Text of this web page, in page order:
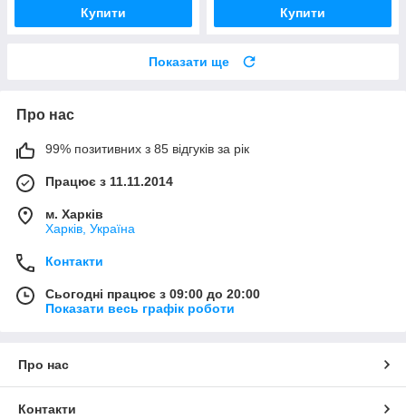
Купити Купити
Показати ще
Про нас
99% позитивних з 85 відгуків за рік
Працює з 11.11.2014
м. Харків
Харків, Україна
Контакти
Сьогодні працює з 09:00 до 20:00
Показати весь графік роботи
Про нас
Контакти